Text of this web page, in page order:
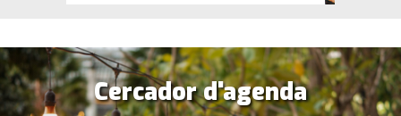
Cercador d'agenda